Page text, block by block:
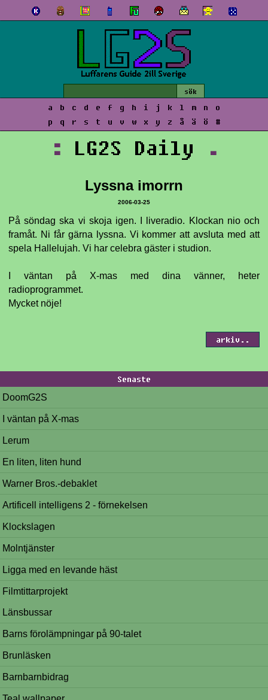
a b c d e f g h i j k l m n
o
p
q r s t u v w x y z å ä ö #
Senaste
DoomG2S
I väntan på X-mas
Lerum
En liten, liten hund
Warner Bros.-debaklet
Artificell intelligens 2 - förnekelsen
Klockslagen
Molntjänster
Ligga med en levande häst
Filmtittarprojekt
Länsbussar
Barns förolämpningar på 90-talet
Brunläsken
Barnbarnbidrag
: LG2S Daily .
Lyssna imorrn
2006-03-25
På söndag ska vi skoja igen. I liveradio. Klockan nio och
framåt. Ni får gärna lyssna. Vi kommer att avsluta med att
spela Hallelujah. Vi har celebra gäster i studion.
I väntan på X-mas med dina vänner, heter
radioprogrammet.
Mycket nöje!
arkiv..